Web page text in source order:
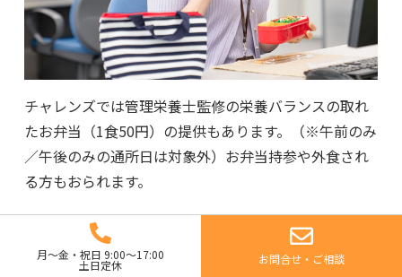
チャレンズでは管理栄養士監修の栄養バランスの取れ
たお弁当（1食50円）の提供もあります。（※午前のみ
／午後のみの通所日は対象外）お弁当持参や外食され
る方もおられます。
13:00 – 15:00
月～金・祝日 9:00～17:00
土日定休 お問合せ・ご相談